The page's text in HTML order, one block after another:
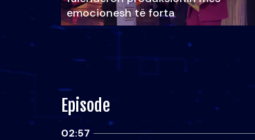
emocionesh të forta
Episode
02:57